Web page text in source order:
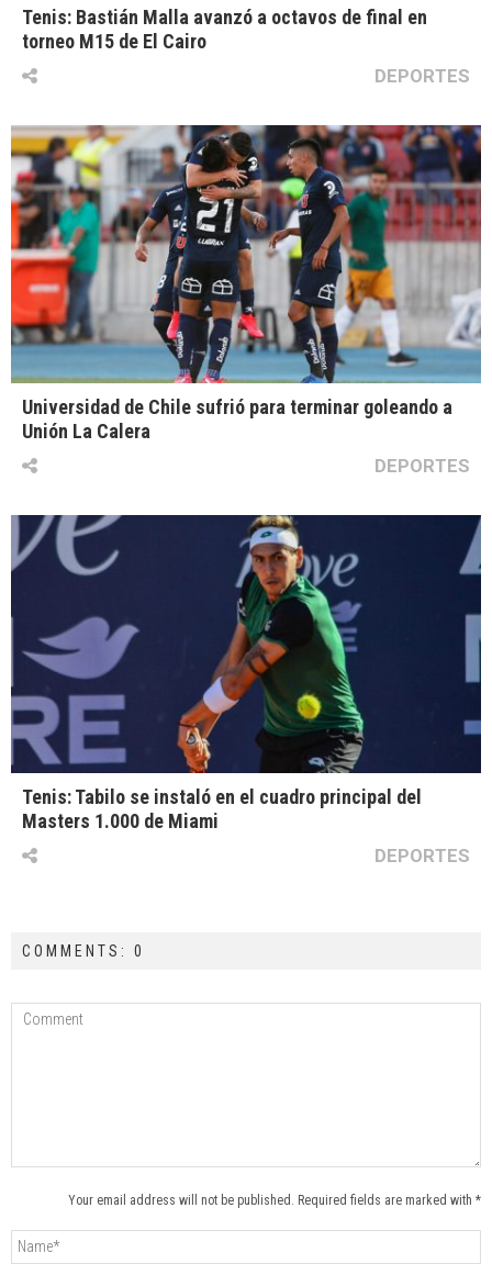
Tenis: Bastián Malla avanzó a octavos de final en
torneo M15 de El Cairo
DEPORTES
Universidad de Chile sufrió para terminar goleando a
Unión La Calera
DEPORTES
Tenis: Tabilo se instaló en el cuadro principal del
Masters 1.000 de Miami
DEPORTES
COMMENTS: 0
Your email address will not be published. Required fields are marked with *